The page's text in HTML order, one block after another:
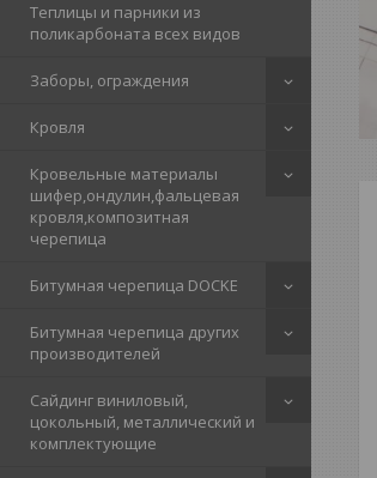
Теплицы и парники из
поликарбоната всех видов
Заборы, ограждения
Кровля
Кровельные материалы
шифер,ондулин,фальцевая
кровля,композитная
черепица
Битумная черепица DOCKE
Битумная черепица других
производителей
Сайдинг виниловый,
цокольный, металлический и
комплектующие